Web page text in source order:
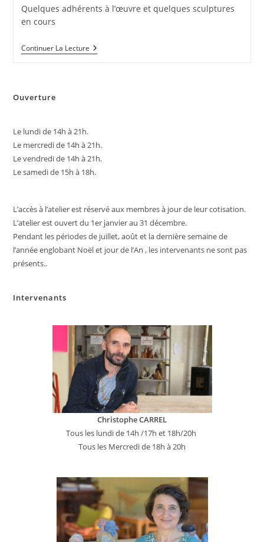
Quelques adhérents à l’œuvre et quelques sculptures
en cours
Continuer La LectureSculpteurs
Et
Ouverture
Le lundi de 14h à 21h.
Le mercredi de 14h à 21h.
Le vendredi de 14h à 21h.
Le samedi de 15h à 18h.
L’accès à l’atelier est réservé aux membres à jour de leur cotisation.
L’atelier est ouvert du 1er janvier au 31 décembre.
Pendant les périodes de juillet, août et la dernière semaine de
l’année englobant Noël et jour de l’An , les intervenants ne sont pas
présents..
Intervenants
Christophe CARREL
Tous les lundi de 14h /17h et 18h/20h
Tous les Mercredi de 18h à 20h